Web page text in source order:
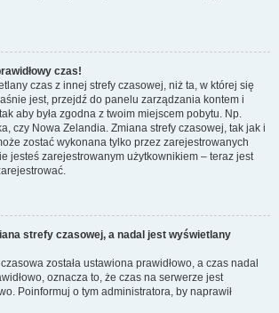
czas!
czas z innej strefy czasowej, niż ta, w której się
jest, przejdź do panelu zarządzania kontem i
aby była zgodna z twoim miejscem pobytu. Np.
czy Nowa Zelandia. Zmiana strefy czasowej, tak jak i
zostać wykonana tylko przez zarejestrowanych
jesteś zarejestrowanym użytkownikiem – teraz jest
strefy czasowej, a nadal jest wyświetlany
została ustawiona prawidłowo, a czas nadal
oznacza to, że czas na serwerze jest
Poinformuj o tym administratora, by naprawił